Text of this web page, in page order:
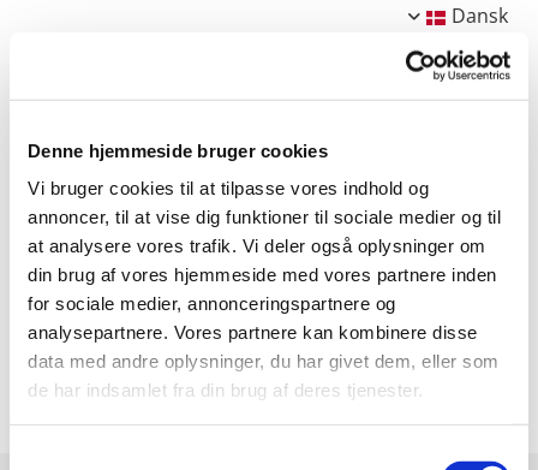
Denne hjemmeside bruger cookies
Vi bruger cookies til at tilpasse vores indhold og
annoncer, til at vise dig funktioner til sociale medier og til
at analysere vores trafik. Vi deler også oplysninger om
din brug af vores hjemmeside med vores partnere inden
for sociale medier, annonceringspartnere og
analysepartnere. Vores partnere kan kombinere disse
data med andre oplysninger, du har givet dem, eller som
de har indsamlet fra din brug af deres tjenester.
Dansk
Møder i 2019
Feb 2019: Generalforsamling og møde om Vitamin
D berigelse og ernæringsstatus
Nov 2019: Sustainable diets – how to eat both
healthy and climate-friendly?